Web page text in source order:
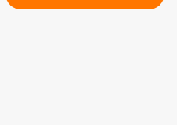
de la laïcité ! >